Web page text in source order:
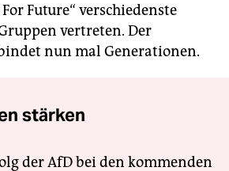
Future“ verschiedenste
vertreten. Der
nun mal Generationen.
stärken
der AfD bei den kommenden